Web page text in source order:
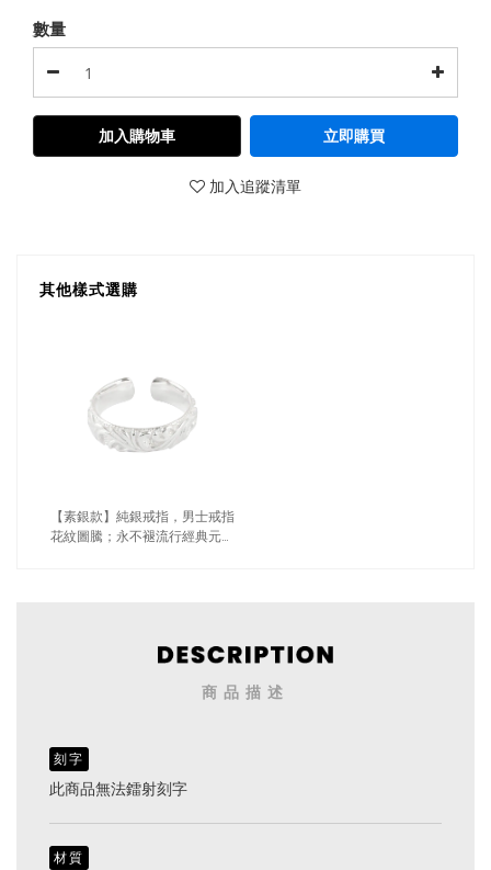
數量
加入購物車 立即購買
加入追蹤清單
其他樣式選購
【素銀款】純銀戒指，男士戒指
花紋圖騰；永不褪流行經典元素
商品描述
刻字
此商品無法鐳射刻字
材質